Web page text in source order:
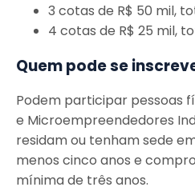
3 cotas de R$ 50 mil,
4 cotas de R$ 25 mil,
Quem pode se
Podem participar pessoas
e Microempreendedores
residam ou tenham sede
menos cinco anos e
mínima de três anos.